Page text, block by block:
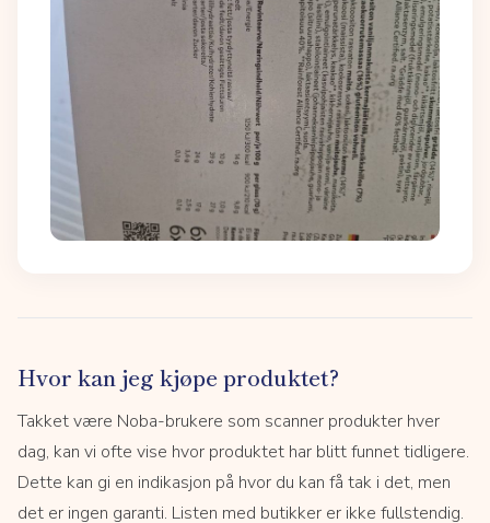
Hvor kan jeg kjøpe produktet?
Takket være Noba-brukere som scanner produkter hver
dag, kan vi ofte vise hvor produktet har blitt funnet tidligere.
Dette kan gi en indikasjon på hvor du kan få tak i det, men
det er ingen garanti. Listen med butikker er ikke fullstendig.